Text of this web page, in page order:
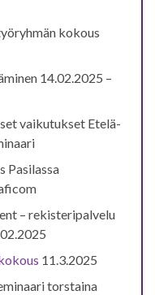
kokous
14.02.2025 –
vaikutukset Etelä-
Pasilassa
– rekisteripalvelu
11.3.2025
torstaina